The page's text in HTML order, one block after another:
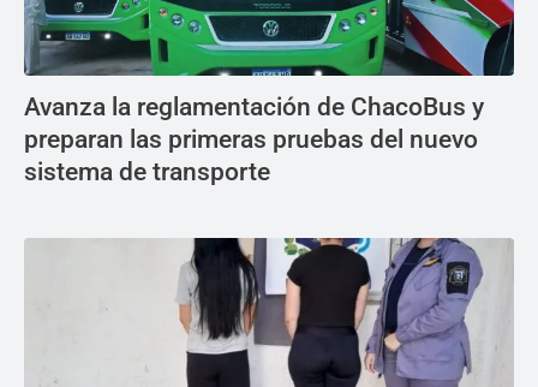
Avanza la reglamentación de ChacoBus y
preparan las primeras pruebas del nuevo
sistema de transporte